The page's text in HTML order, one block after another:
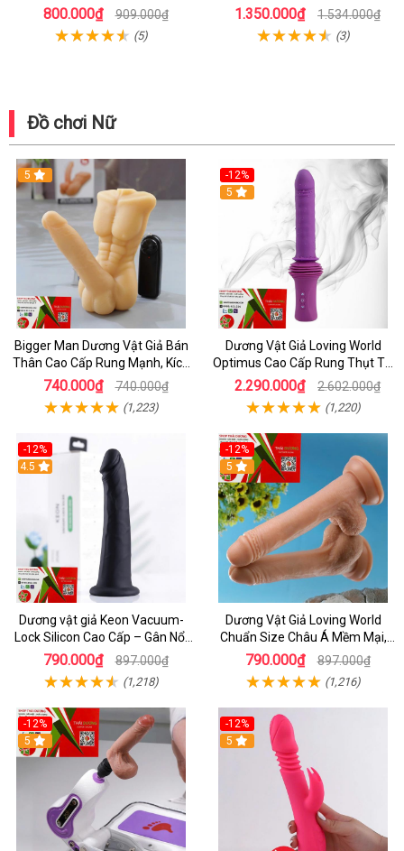
siêu thật
800.000₫ 909.000₫
(5)
xa qua app
1.350.000₫ 1.534.000₫
(3)
Đồ chơi Nữ
5
Bigger Man Dương Vật Giả Bán
Thân Cao Cấp Rung Mạnh, Kích
Thích Thực Tế
740.000₫ 740.000₫
(1,223)
-12%
5
Dương Vật Giả Loving World
Optimus Cao Cấp Rung Thụt Tự
Động, Sưởi Ấm Thực Tế, Điều
Khiển Từ Xa
2.290.000₫ 2.602.000₫
(1,220)
-12%
4.5
Dương vật giả Keon Vacuum-
Lock Silicon Cao Cấp – Gân Nổi
Mềm Mại, Đế Hút Chân Không
790.000₫ 897.000₫
(1,218)
-12%
5
Dương Vật Giả Loving World
Chuẩn Size Châu Á Mềm Mại,
An Toàn
790.000₫ 897.000₫
(1,216)
-12%
5
-12%
5